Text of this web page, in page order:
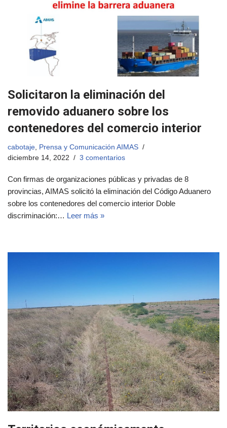
Solicitaron la eliminación del
removido aduanero sobre los
contenedores del comercio interior
cabotaje, Prensa y Comunicación AIMAS
diciembre 14, 2022
3 comentarios
Con firmas de organizaciones públicas y privadas de 8
provincias, AIMAS solicitó la eliminación del Código Aduanero
sobre los contenedores del comercio interior Doble
discriminación:… Leer más »